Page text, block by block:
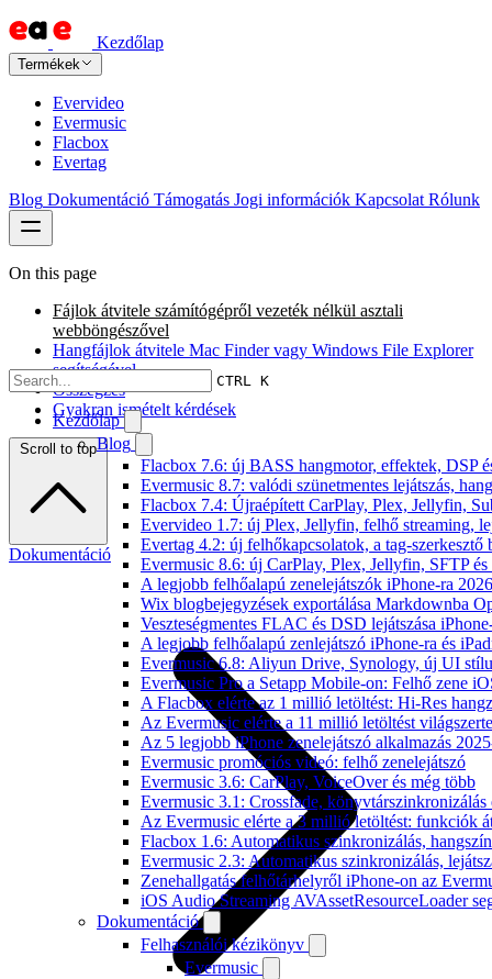
Kezdőlap
Termékek
Evervideo
Evermusic
Flacbox
Evertag
Blog Dokumentáció Támogatás Jogi információk Kapcsolat Rólunk
CTRL K
Kezdőlap
Blog
Flacbox 7.6: új BASS hangmotor, effektek, DSP
Evermusic 8.7: valódi szünetmentes lejátszás,
Flacbox 7.4: Újraépített CarPlay, Plex, Jellyfin,
Evervideo 1.7: új Plex, Jellyfin, felhő streaming,
Evertag 4.2: új felhőkapcsolatok, a tag-szerkesztő
Evermusic 8.6: új CarPlay, Plex, Jellyfin, SFTP
A legjobb felhőalapú zenelejátszók iPhone-ra
Wix blogbejegyzések exportálása Markdownba
Veszteségmentes FLAC és DSD lejátszása
A legjobb felhőalapú zenlejátszó iPhone-ra és
Evermusic 6.8: Aliyun Drive, Synology, új UI
Evermusic Pro a Setapp Mobile-on: Felhő zene
A Flacbox elérte az 1 millió letöltést: Hi-Res
Az Evermusic elérte a 11 millió letöltést világszerte
Az 5 legjobb iPhone zenelejátszó alkalmazás
Evermusic promóciós videó: felhő zenelejátszó
Evermusic 3.6: CarPlay, VoiceOver és még több
Evermusic 3.1: Crossfade, könyvtárszinkronizálás
Az Evermusic elérte a 3 millió letöltést: funkciók
Flacbox 1.6: Automatikus szinkronizálás,
Evermusic 2.3: Automatikus szinkronizálás,
Zenehallgatás felhőtárhelyről iPhone-on az
iOS Audio Streaming AVAssetResourceLoader
Dokumentáció
Felhasználói kézikönyv
Evermusic
On this page
Fájlok átvitele számítógépről vezeték nélkül asztali
webböngészővel
Hangfájlok átvitele Mac Finder vagy Windows File Explorer
segítségével
Összegzés
Gyakran ismételt kérdések
Scroll to top
Dokumentáció